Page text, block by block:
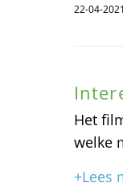
22-04-2021
Het
welke
+Lees